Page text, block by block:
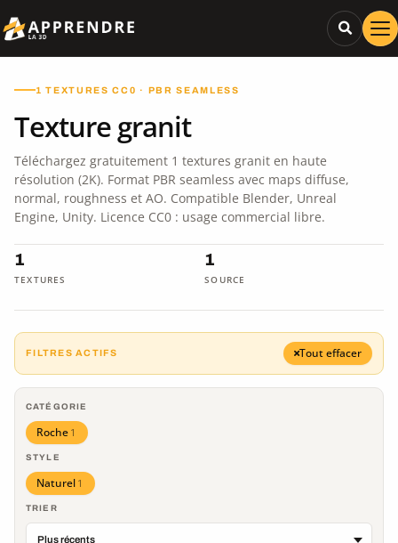
1 TEXTURES CC0 · PBR SEAMLESS
Texture granit
Téléchargez gratuitement 1 textures granit en haute
résolution (2K). Format PBR seamless avec maps diffuse,
normal, roughness et AO. Compatible Blender, Unreal
Engine, Unity. Licence CC0 : usage commercial libre.
1
TEXTURES
1
SOURCE
FILTRES ACTIFS Tout effacer
CATÉGORIE
Roche 1
STYLE
Naturel 1
TRIER